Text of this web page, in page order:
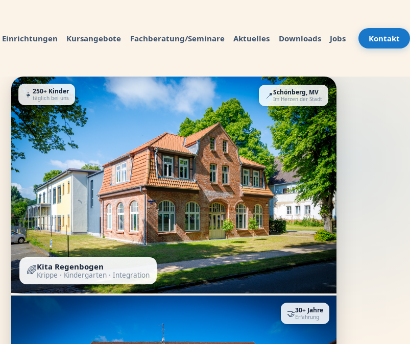
Einrichtungen Kursangebote Fachberatung/Seminare Aktuelles Downloads Jobs Kontakt
📍Schönberg, MV
Im Herzen der Stadt
👧250+ Kinder
täglich bei uns
🌈Kita Regenbogen
Krippe · Kindergarten · Integration
🤝30+ Jahre
Erfahrung